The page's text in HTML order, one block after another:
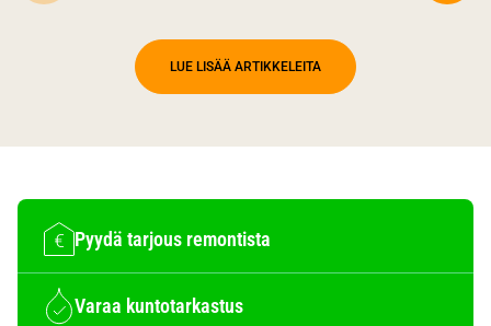
LUE LISÄÄ ARTIKKELEITA
Pyydä tarjous remontista
Varaa kuntotarkastus